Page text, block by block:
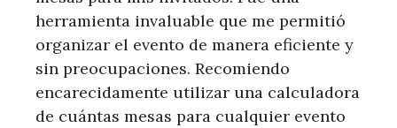
herramienta invaluable que me permitió
organizar el evento de manera eficiente y
sin preocupaciones. Recomiendo
encarecidamente utilizar una calculadora
de cuántas mesas para cualquier evento